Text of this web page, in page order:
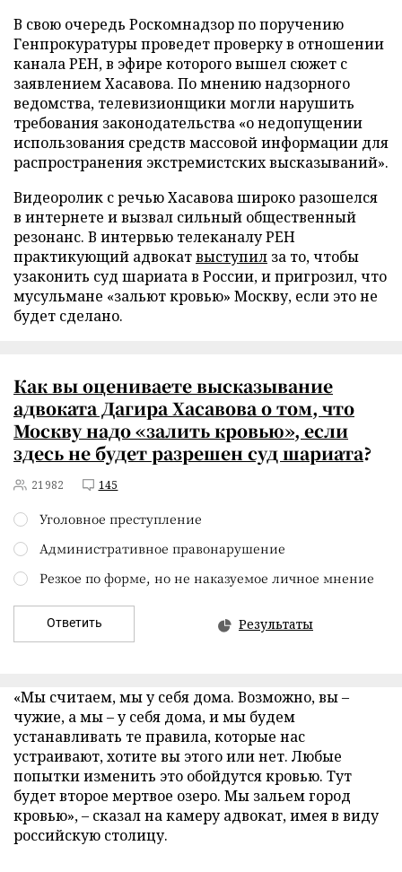
В свою очередь Роскомнадзор по поручению
Генпрокуратуры проведет проверку в отношении
канала РЕН, в эфире которого вышел сюжет с
заявлением Хасавова. По мнению надзорного
ведомства, телевизионщики могли нарушить
требования законодательства «о недопущении
использования средств массовой информации для
распространения экстремистских высказываний».
Видеоролик с речью Хасавова широко разошелся
в интернете и вызвал сильный общественный
резонанс. В интервью телеканалу РЕН
практикующий адвокатвыступил за то, чтобы
узаконить суд шариата в России, и пригрозил, что
мусульмане «зальют кровью» Москву, если это не
будет сделано.
Как вы оцениваетевысказывание
адвоката Дагира Хасавова о том, что
Москву надо «залить кровью», если
здесь не будет разрешен суд шариата?
21982 145
Уголовное преступление
Административное правонарушение
Резкое по форме, но не наказуемое личное мнение
Ответить Результаты
«Мы считаем, мы у себя дома. Возможно, вы –
чужие, а мы – у себя дома, и мы будем
устанавливать те правила, которые нас
устраивают, хотите вы этого или нет. Любые
попытки изменить это обойдутся кровью. Тут
будет второе мертвое озеро. Мы зальем город
кровью», – сказал на камеру адвокат, имея в виду
российскую столицу.